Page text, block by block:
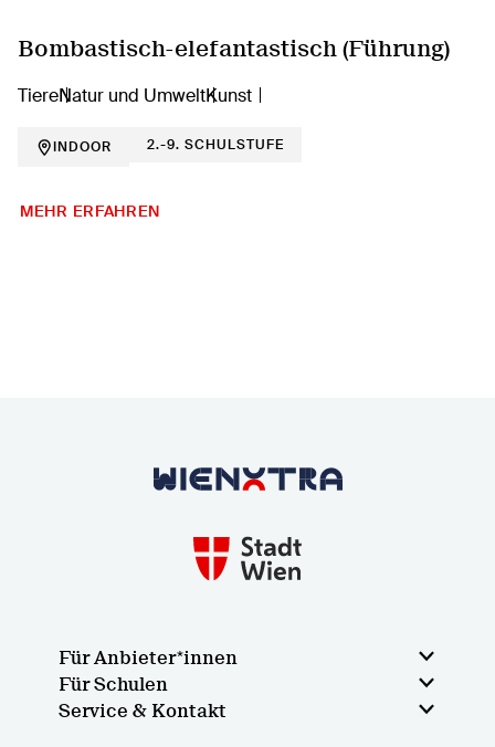
Bombastisch-elefantastisch (Führung)
TiereNatur und UmweltKunst
INDOOR 2.-9. SCHULSTUFE
MEHR ERFAHREN
Zurück zur Startseite
Für Anbieter*innen
Für Schulen
Service & Kontakt